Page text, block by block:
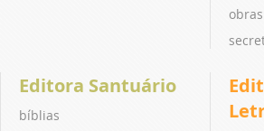
Editora Santuário
bíblias